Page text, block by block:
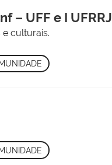
– UFF e I UFRRJ
culturais.